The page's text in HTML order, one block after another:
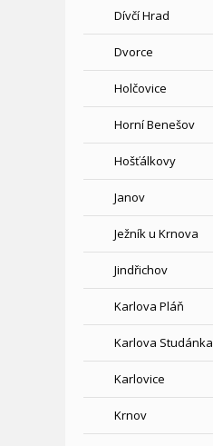
Dívčí Hrad
Dvorce
Holčovice
Horní Benešov
Hošťálkovy
Janov
Ježník u Krnova
Jindřichov
Karlova Pláň
Karlova Studánka
Karlovice
Krnov